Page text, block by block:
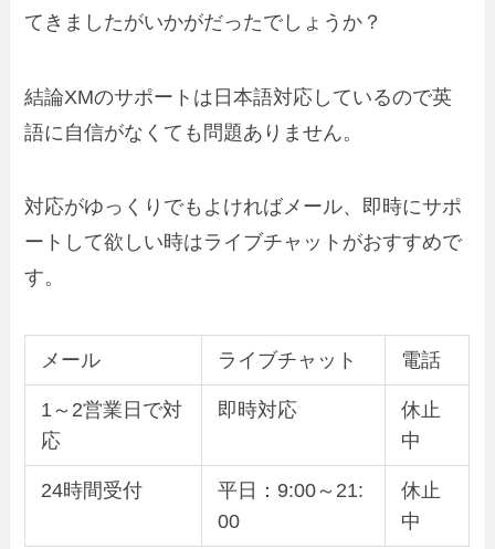
てきましたがいかがだったでしょうか？
結論XMのサポートは日本語対応しているので英
語に自信がなくても問題ありません。
対応がゆっくりでもよければメール、即時にサポ
ートして欲しい時はライブチャットがおすすめで
す。
メール ライブチャット 電話
1～2営業日で対
応
即時対応
休止
中
24時間受付
平日：9:00～21:
00
休止
中